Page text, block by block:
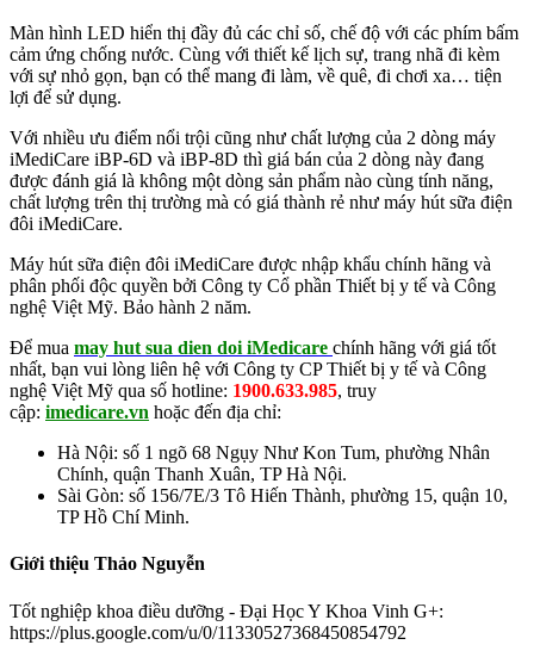
Màn hình LED hiển thị đầy đủ các chỉ số, chế độ với các phím bấm
cảm ứng chống nước. Cùng với thiết kế lịch sự, trang nhã đi kèm
với sự nhỏ gọn, bạn có thể mang đi làm, về quê, đi chơi xa… tiện
lợi để sử dụng.
Với nhiều ưu điểm nổi trội cũng như chất lượng của 2 dòng máy
iMediCare iBP-6D và iBP-8D thì giá bán của 2 dòng này đang
được đánh giá là không một dòng sản phẩm nào cùng tính năng,
chất lượng trên thị trường mà có giá thành rẻ như máy hút sữa điện
đôi iMediCare.
Máy hút sữa điện đôi iMediCare được nhập khẩu chính hãng và
phân phối độc quyền bởi Công ty Cổ phần Thiết bị y tế và Công
nghệ Việt Mỹ. Bảo hành 2 năm.
Để mua may hut sua dien doi iMedicare chính hãng với giá tốt
nhất, bạn vui lòng liên hệ với Công ty CP Thiết bị y tế và Công
nghệ Việt Mỹ qua số hotline: 1900.633.985, truy
cập: imedicare.vn hoặc đến địa chỉ:
Hà Nội: số 1 ngõ 68 Ngụy Như Kon Tum, phường Nhân
Chính, quận Thanh Xuân, TP Hà Nội.
Sài Gòn: số 156/7E/3 Tô Hiến Thành, phường 15, quận 10,
TP Hồ Chí Minh.
Giới thiệu Thảo Nguyễn
Tốt nghiệp khoa điều dưỡng - Đại Học Y Khoa Vinh G+:
https://plus.google.com/u/0/11330527368450854792